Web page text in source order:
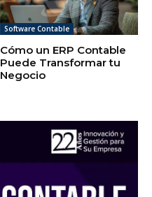
Software Contable
Cómo un ERP Contable
Puede Transformar tu
Negocio